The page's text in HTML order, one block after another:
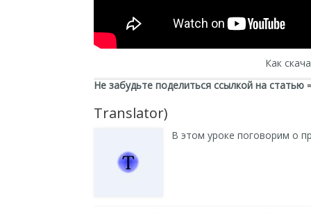
Как
Не забудьте поделиться ссылкой на статью
Translator)
В этом уроке поговорим о